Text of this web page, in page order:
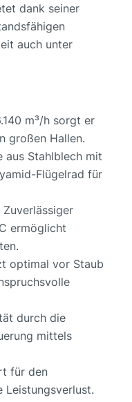
dank seiner
auch unter
m³/h sorgt er
großen Hallen.
aus Stahlblech mit
Flügelrad für
Zuverlässiger
ermöglicht
optimal vor Staub
durch die
mittels
für den
Leistungsverlust.